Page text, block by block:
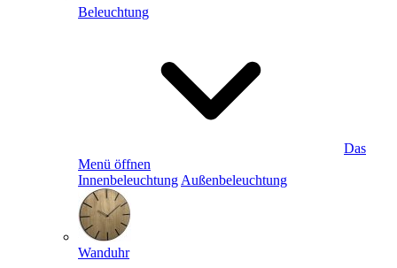
Beleuchtung
Das
Menü öffnen
Innenbeleuchtung Außenbeleuchtung
Wanduhr